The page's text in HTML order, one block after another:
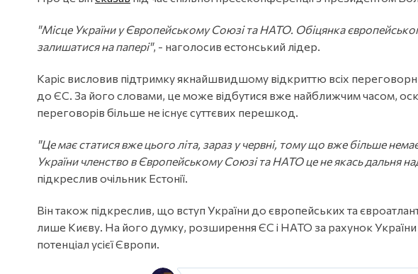
"Місце України у Європейському Союзі та НАТО. Обіцянка
залишатися на папері", - наголосив естонський лідер.
Каріс висловив підтримку якнайшвидшому відкриттю всіх
до ЄС. За його словами, це може відбутися вже найближчим часом,
переговорів більше не існує суттєвих перешкод.
"Це має статися вже цього літа, зараз у червні, тому що вже більше
України членство в Європейському Союзі та НАТО це не якась дальня
підкреслив очільник Естонії.
Він також підкреслив, що вступ України до європейських та
лише Києву. На його думку, розширення ЄС і НАТО за рахунок України
потенціал усієї Європи.